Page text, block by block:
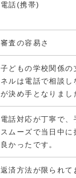
電話(携帯)
審査の容易さ
子どもの学校関係の
ネルは電話で相談し
が決め手となりまし
電話対応が丁寧で
スムーズで当日中
良かったです。
返済方法が限られて